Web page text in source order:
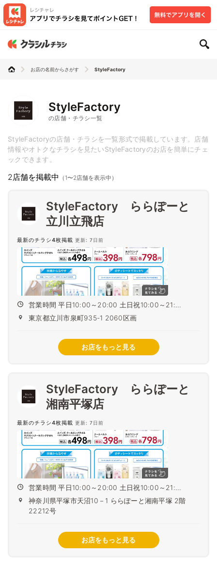
お店の名前からさがす StyleFactory
StyleFactory
の店舗・チラシ一覧
StyleFactoryの店舗・チラシを一覧形式で掲載しています。店舗
情報やオトクなチラシを見たいStyleFactoryのお店を簡単にチェ
ックできます。
2店舗を掲載中 （1〜2店舗を表示中）
StyleFactory ららぽーと
立川立飛店
最新のチラシ4枚掲載 更新: 7日前
営業時間 平日10:00～20:00 土日祝10:00～21:...
東京都立川市泉町935-1 2060区画
お店をもっと見る
StyleFactory ららぽーと
湘南平塚店
最新のチラシ4枚掲載 更新: 7日前
営業時間 平日10:00～20:00 土日祝10:00～21:...
神奈川県平塚市天沼10－1 ららぽーと湘南平塚 2階
22212号
お店をもっと見る